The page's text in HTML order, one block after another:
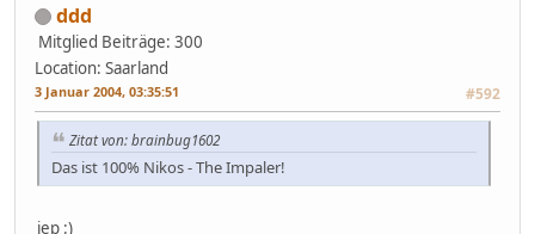
ddd
Mitglied Beiträge: 300
Location: Saarland
3 Januar 2004, 03:35:51 #592
Zitat von: brainbug1602
Das ist 100% Nikos - The Impaler!
jep :)